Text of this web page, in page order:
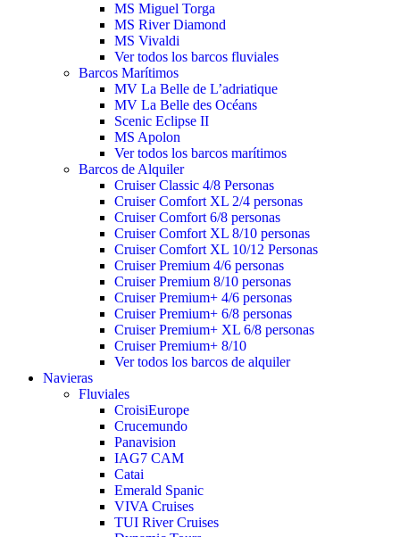
MS Miguel Torga
MS River Diamond
MS Vivaldi
Ver todos los barcos fluviales
Barcos Marítimos
MV La Belle de L’adriatique
MV La Belle des Océans
Scenic Eclipse II
MS Apolon
Ver todos los barcos marítimos
Barcos de Alquiler
Cruiser Classic 4/8 Personas
Cruiser Comfort XL 2/4 personas
Cruiser Comfort 6/8 personas
Cruiser Comfort XL 8/10 personas
Cruiser Comfort XL 10/12 Personas
Cruiser Premium 4/6 personas
Cruiser Premium 8/10 personas
Cruiser Premium+ 4/6 personas
Cruiser Premium+ 6/8 personas
Cruiser Premium+ XL 6/8 personas
Cruiser Premium+ 8/10
Ver todos los barcos de alquiler
Navieras
Fluviales
CroisiEurope
Crucemundo
Panavision
IAG7 CAM
Catai
Emerald Spanic
VIVA Cruises
TUI River Cruises